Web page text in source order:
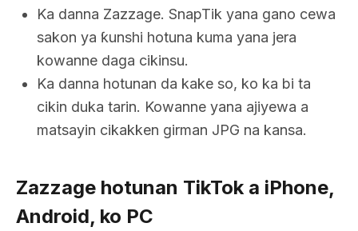
Ka danna Zazzage. SnapTik yana gano cewa
sakon ya ƙunshi hotuna kuma yana jera
kowanne daga cikinsu.
Ka danna hotunan da kake so, ko ka bi ta
cikin duka tarin. Kowanne yana ajiyewa a
matsayin cikakken girman JPG na kansa.
Zazzage hotunan TikTok a iPhone,
Android, ko PC